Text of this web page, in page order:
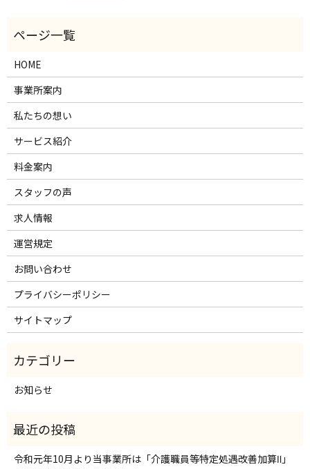
HOME
事業所案内
私たちの想い
サービス紹介
料金案内
スタッフの声
求人情報
運営規定
お問い合わせ
プライバシーポリシー
サイトマップ
お知らせ
令和元年10月より当事業所は「介護職員等特定処遇改善加算Ⅱ」